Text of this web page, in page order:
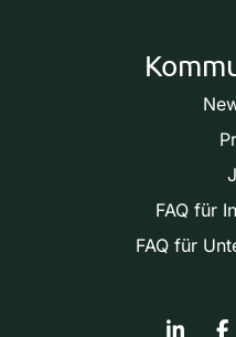
FAQ für
FAQ für